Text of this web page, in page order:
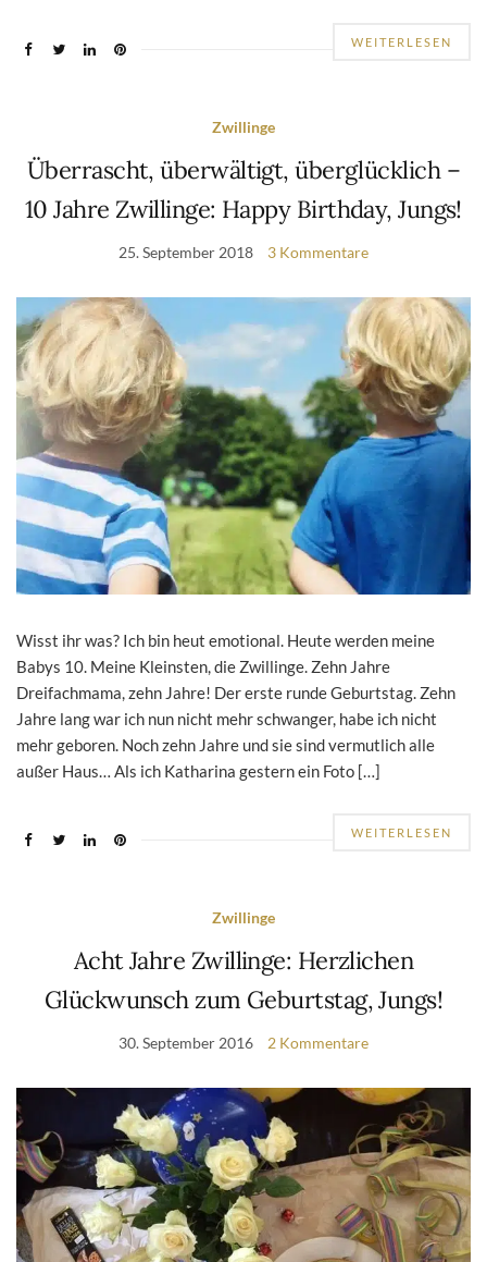
WEITERLESEN
Zwillinge
Überrascht, überwältigt, überglücklich –
10 Jahre Zwillinge: Happy Birthday, Jungs!
25. September 2018 3 Kommentare
Wisst ihr was? Ich bin heut emotional. Heute werden meine
Babys 10. Meine Kleinsten, die Zwillinge. Zehn Jahre
Dreifachmama, zehn Jahre! Der erste runde Geburtstag. Zehn
Jahre lang war ich nun nicht mehr schwanger, habe ich nicht
mehr geboren. Noch zehn Jahre und sie sind vermutlich alle
außer Haus… Als ich Katharina gestern ein Foto […]
WEITERLESEN
Zwillinge
Acht Jahre Zwillinge: Herzlichen
Glückwunsch zum Geburtstag, Jungs!
30. September 2016 2 Kommentare